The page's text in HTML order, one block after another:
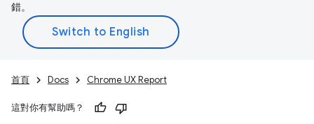
錯。
首頁 Docs Chrome UX Report
這對你有幫助嗎？